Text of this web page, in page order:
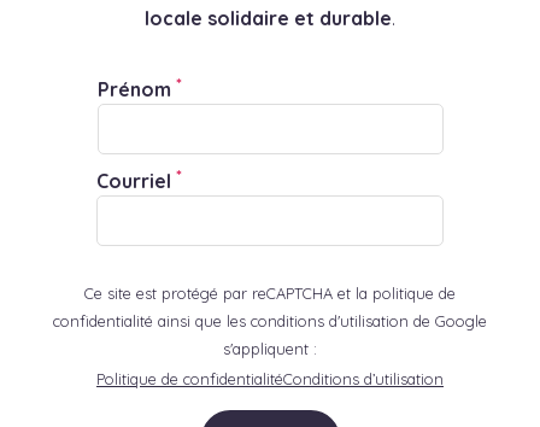
locale solidaire et durable.
Prénom *
Courriel *
Ce site est protégé par reCAPTCHA et la politique de
confidentialité ainsi que les conditions d'utilisation de Google
s'appliquent :
Politique de confidentialitéConditions d’utilisation